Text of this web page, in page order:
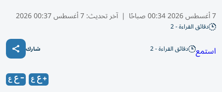
7 أغسطس 2026 00:34 صباحًا | آخر تحديث:7 أغسطس 00:37 2026
دقائق القراءة - 2
استمع دقائق القراءة - 2 شارك